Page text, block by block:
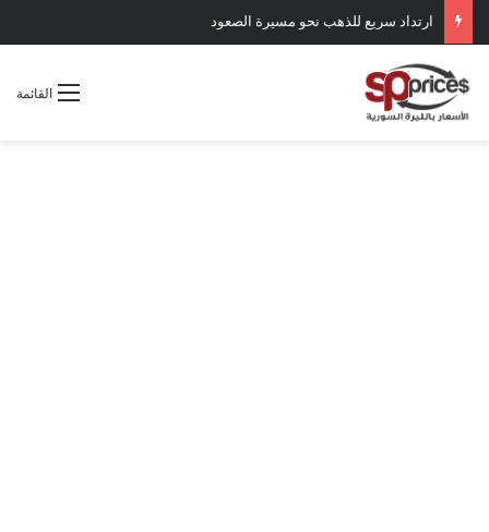
ارتداد سريع للذهب نحو مسيرة الصعود
القائمة